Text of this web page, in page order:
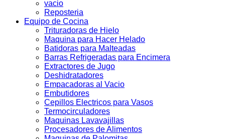
vacio
Reposteria
Equipo de Cocina
Trituradoras de Hielo
Maquina para Hacer Helado
Batidoras para Malteadas
Barras Refrigeradas para Encimera
Extractores de Jugo
Deshidratadores
Empacadoras al Vacio
Embutidores
Cepillos Electricos para Vasos
Termocirculadores
Maquinas Lavavajillas
Procesadores de Alimentos